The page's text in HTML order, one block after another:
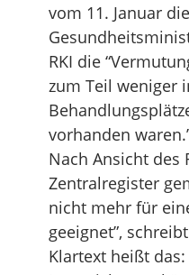
vom 11. Januar
RKI die
zum Teil weniger
vorhanden
Nach Ansicht des
Zentralregister
nicht mehr für
geeignet”,
Klartext heißt